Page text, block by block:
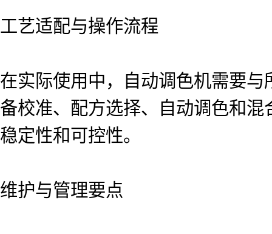
工艺适配与操作流程
在实际使用中，自动调色机需要
备校准、配方选择、自动调色和
稳定性和可控性。
维护与管理要点